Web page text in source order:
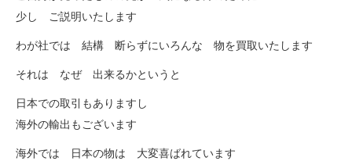
少し ご説明いたします
わが社では 結構 断らずにいろんな 物を買取いたします
それは なぜ 出来るかというと
日本での取引もありますし
海外の輸出もございます
海外では 日本の物は 大変喜ばれています